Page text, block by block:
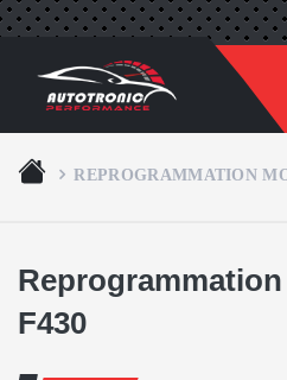
REPROGRAMMATION
F430